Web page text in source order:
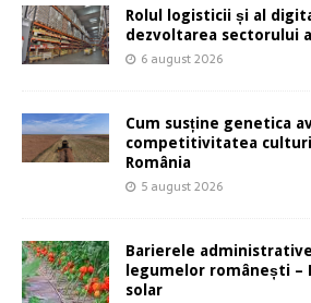
Rolul logisticii și al
dezvoltarea sectorului
6 august 2026
Cum susține genetica
competitivitatea
România
5 august 2026
Barierele
legumelor românești –
solar